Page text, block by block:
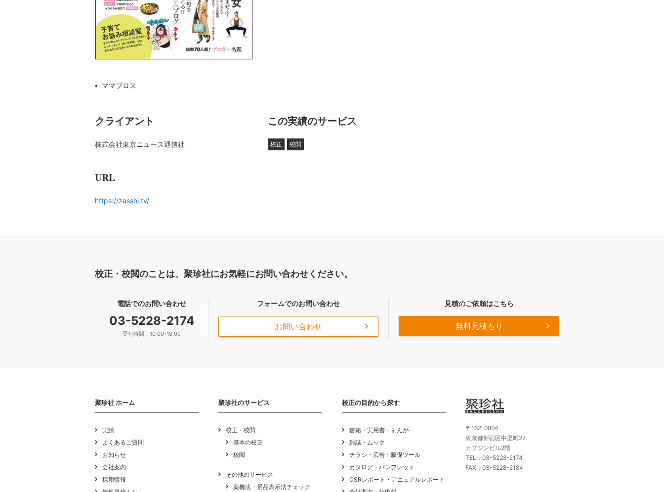
ママブロス
クライアント
株式会社東京ニュース通信社
URL
https://zasshi.tv/
この実績のサービス
校正 校閲
校正・校閲のことは、聚珍社にお気軽にお問い合わせください。
電話でのお問い合わせ
03-5228-2174
受付時間：10:00-18:00
フォームでのお問い合わせ
お問い合わせ
見積のご依頼はこちら
無料見積もり
聚珍社 ホーム
実績
よくあるご質問
お知らせ
会社案内
採用情報
聚珍社のサービス
校正・校閲
基本の校正
校閲
その他のサービス
薬機法・景品表示法チェック
校正の目的から探す
書籍・実用書・まんが
雑誌・ムック
チラシ・広告・販促ツール
カタログ・パンフレット
CSRレポート・アニュアルレポート
〒162-0804
東京都新宿区中里町27
カブジンビル2階
TEL：03-5228-2174
FAX：03-5228-2184